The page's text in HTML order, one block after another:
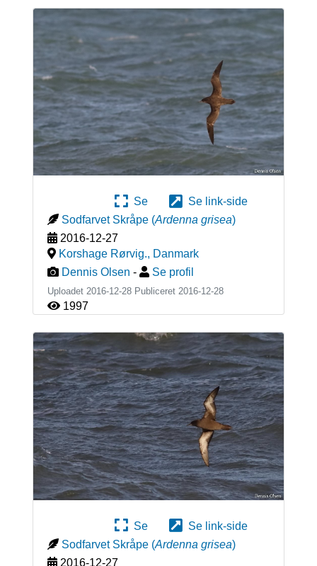
Se
Se link-side
Sodfarvet Skråpe (Ardenna grisea)
2016-12-27
Korshage Rørvig., Danmark
Dennis Olsen - Se profil
Uploadet 2016-12-28 Publiceret 2016-12-28
1997
Se
Se link-side
Sodfarvet Skråpe (Ardenna grisea)
2016-12-27